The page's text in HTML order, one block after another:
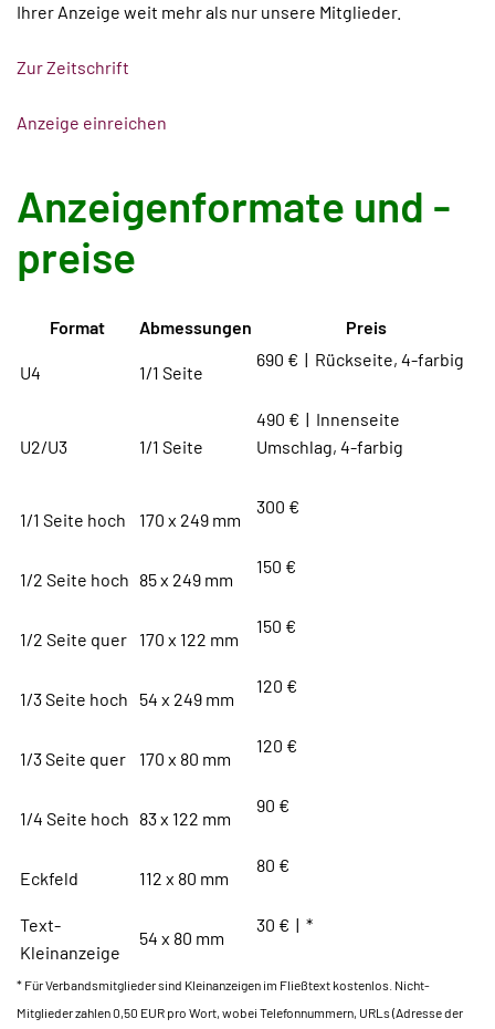
Ihrer Anzeige weit mehr als nur unsere Mitglieder.
Zur Zeitschrift
Anzeige einreichen
Anzeigenformate und -
preise
Format Abmessungen Preis
U4 1/1 Seite
690 € | Rückseite, 4-farbig
U2/U3 1/1 Seite
490 € | Innenseite
Umschlag, 4-farbig
1/1 Seite hoch 170 x 249 mm
300 €
1/2 Seite hoch 85 x 249 mm
150 €
1/2 Seite quer 170 x 122 mm
150 €
1/3 Seite hoch 54 x 249 mm
120 €
1/3 Seite quer 170 x 80 mm
120 €
1/4 Seite hoch 83 x 122 mm
90 €
Eckfeld 112 x 80 mm
80 €
Text-
Kleinanzeige
54 x 80 mm
30 € | *
* Für Verbandsmitglieder sind Kleinanzeigen im Fließtext kostenlos. Nicht-
Mitglieder zahlen 0,50 EUR pro Wort, wobei Telefonnummern, URLs (Adresse der